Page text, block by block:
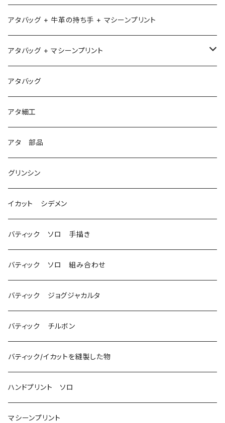
アタバッグ + 牛革の持ち手 + マシーンプリント
アタバッグ + マシーンプリント
1
2
3
アタバッグ
アタ細工
アタ 部品
グリンシン
イカット シデメン
バティック ソロ 手描き
バティック ソロ 組み合わせ
バティック ジョグジャカルタ
バティック チルボン
バティック/イカットを縫製した物
ハンドプリント ソロ
マシーンプリント